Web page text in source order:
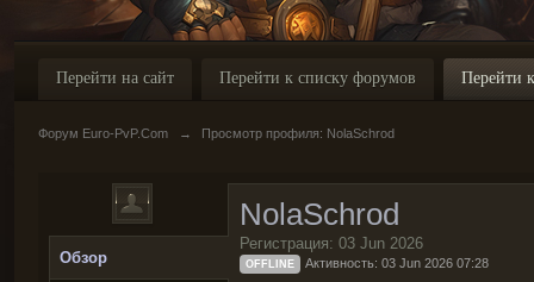
Перейти на сайт Перейти к списку форумов Перейти
Форум Euro-PvP.Com → Просмотр профиля: NolaSchrod
Обзор
NolaSchrod
Регистрация: 03 Jun 2026
OFFLINE Активность: 03 Jun 2026 07:28